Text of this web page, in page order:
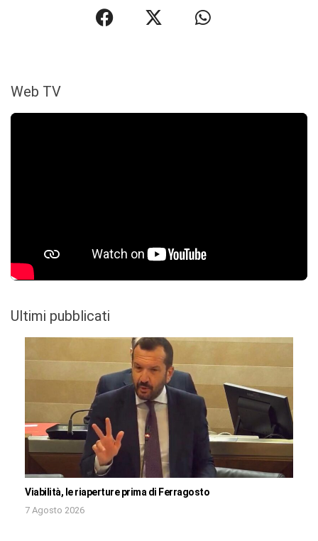
Web TV
Ultimi pubblicati
Viabilità, le riaperture prima di Ferragosto
7 Agosto 2026